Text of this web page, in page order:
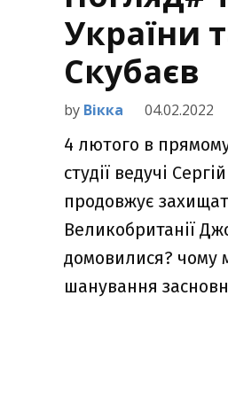
України
Скубаєв
by Вікка 04.02.2022
4 лютого в
студії ведучі
продовжує
Великобританії
домовилися? чому
шанування